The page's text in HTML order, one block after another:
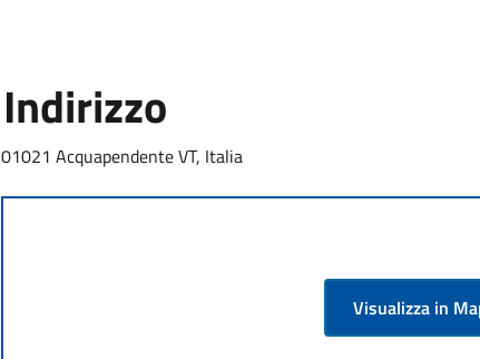
Indirizzo
01021 Acquapendente VT, Italia
Visualizza in